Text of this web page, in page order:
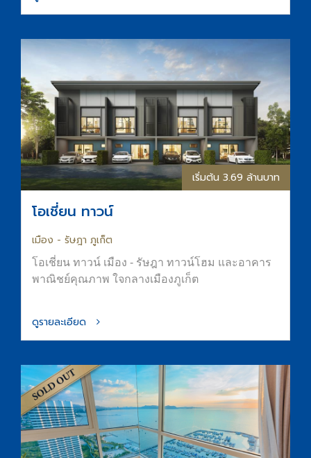
เริ่มต้น 1.59 ล้านบาท
โอเชี่ยน โอเอซิส ขอนแก่น
มิตรภาพ - ขอนแก่น
โอเชี่ยน โอเอซิส ขอนแก่น Ocean Oasis Khon
Kaen โดย Ocean Property โครงการคอนโด
ขอนแก่นใหม่ใกล้ ม.ขอนแก่นและเซ็นทรัลขอนแก่น
พื้นที่อยู่อาศัยที่สงบ ร่มรื่น และมีความเป็นส่วนตัว
ฟิตเนส และ Co-Working Space การันตีที่จอดรถ
ทำเลใจกลางเมืองขอนแก่น ติดถนนมิตรภาพ เดิน
ทางสะดวก
ดูรายละเอียด
เริ่มต้น 3.69 ล้านบาท
โอเชี่ยน ทาวน์
เมือง - รัษฎา ภูเก็ต